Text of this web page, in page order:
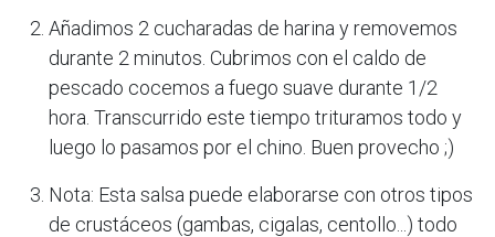
Añadimos 2 cucharadas de harina y removemos
durante 2 minutos. Cubrimos con el caldo de
pescado cocemos a fuego suave durante 1/2
hora. Transcurrido este tiempo trituramos todo y
luego lo pasamos por el chino. Buen provecho ;)
Nota: Esta salsa puede elaborarse con otros tipos
de crustáceos (gambas, cigalas, centollo...) todo